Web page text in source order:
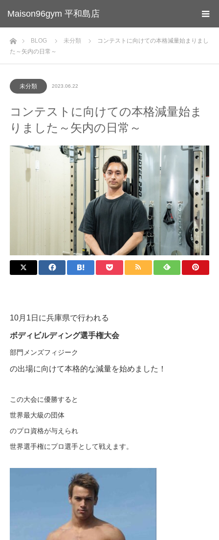
Maison96gym 平和島店
ホームBLOG 未分類
コンテストに向けての本格減量始まりまし
た～矢内の日常～
未分類 2023.06.22
コンテストに向けての本格減量始ま
りました～矢内の日常～
10月1日に兵庫県で行われる
ボディビルディング選手権大会
部門メンズフィジーク
の出場に向けて本格的な減量を始めました！
この大会に優勝すると
世界最大級の団体
のプロ資格が与えられ
世界選手権にプロ選手として戦えます。